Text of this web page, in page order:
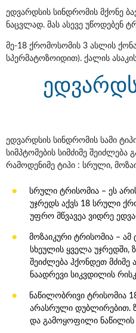
ედვარდსის სინდრომის მქონე
ნაცვლად. მას ასევე უწოდებენ
მე-18 ქრომოსომის 3 ასლის
სპერმატოზოიდით). ქალის
ედვარდსის სინდრომის სამი
სიმპტომების სიმძიმე
რამოდენიმე ტიპი : სრული,
სრული ტრისომია – ეს
უჯრედს აქვს 18 სრული
უფრო მწვავეა ვიდრე
მოზაიკური ტრისომია – ამ
სხეულის ყველა უჯრედში,
შეიძლება ჰქონდეთ მძიმე
ნაადრევი სიკვდილის
ნაწილობრივი ტრისომია
არასრული დუბლირებით.
და გამოყოფილი ნაწილის